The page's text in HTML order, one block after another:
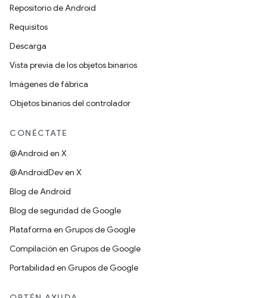
Repositorio de Android
Requisitos
Descarga
Vista previa de los objetos binarios
Imágenes de fábrica
Objetos binarios del controlador
CONÉCTATE
@Android en X
@AndroidDev en X
Blog de Android
Blog de seguridad de Google
Plataforma en Grupos de Google
Compilación en Grupos de Google
Portabilidad en Grupos de Google